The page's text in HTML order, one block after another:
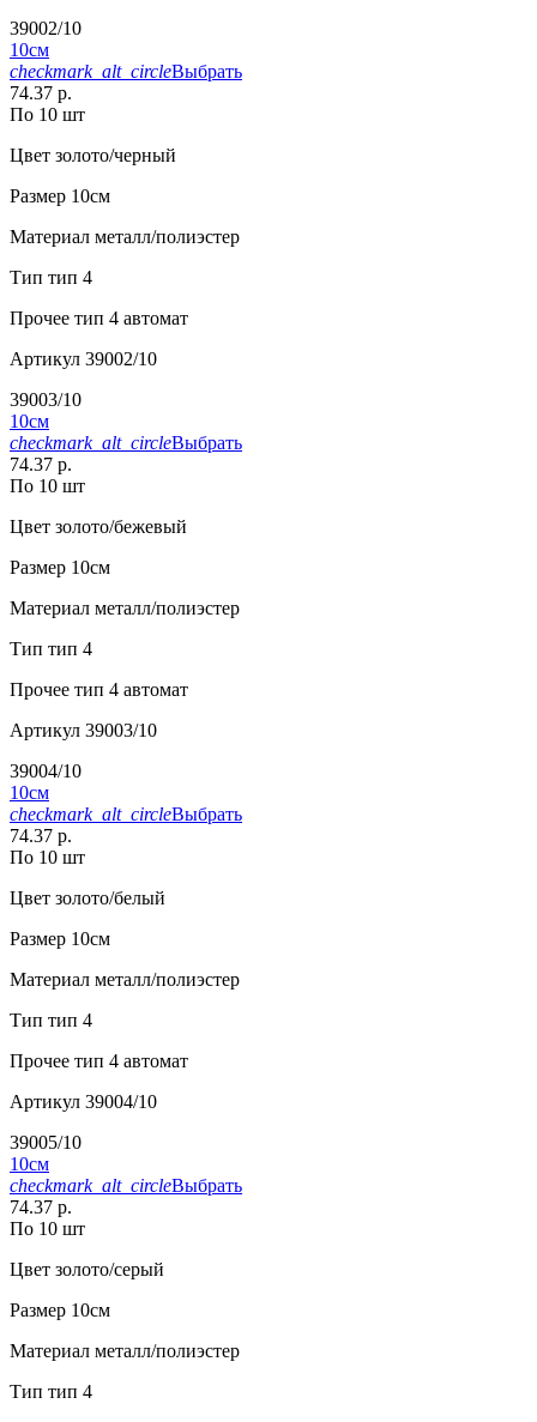
39002/10
10см
checkmark_alt_circleВыбрать
74.37 р.
По 10 шт
Цвет золото/черный
Размер 10см
Материал металл/полиэстер
Тип тип 4
Прочее тип 4 автомат
Артикул 39002/10
39003/10
10см
checkmark_alt_circleВыбрать
74.37 р.
По 10 шт
Цвет золото/бежевый
Размер 10см
Материал металл/полиэстер
Тип тип 4
Прочее тип 4 автомат
Артикул 39003/10
39004/10
10см
checkmark_alt_circleВыбрать
74.37 р.
По 10 шт
Цвет золото/белый
Размер 10см
Материал металл/полиэстер
Тип тип 4
Прочее тип 4 автомат
Артикул 39004/10
39005/10
10см
checkmark_alt_circleВыбрать
74.37 р.
По 10 шт
Цвет золото/серый
Размер 10см
Материал металл/полиэстер
Тип тип 4